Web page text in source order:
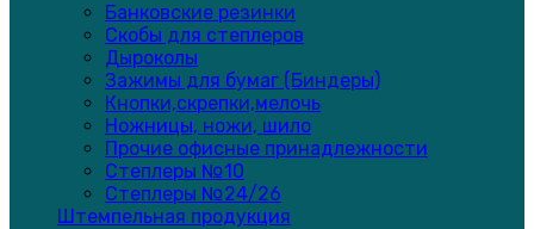
Банковские резинки
Скобы для степлеров
Дыроколы
Зажимы для бумаг (Биндеры)
Кнопки,скрепки,мелочь
Ножницы, ножи, шило
Прочие офисные принадлежности
Степлеры №10
Степлеры №24/26
Штемпельная продукция